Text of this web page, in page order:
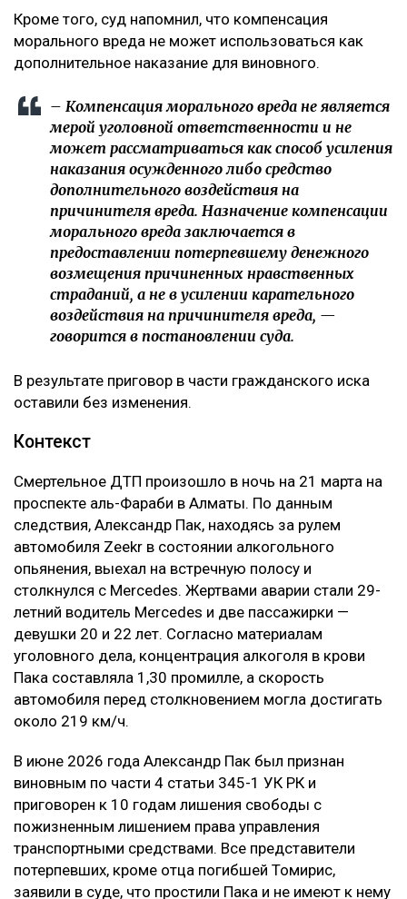
Кроме того, суд напомнил, что компенсация
морального вреда не может использоваться как
дополнительное наказание для виновного.
– Компенсация морального вреда не является
мерой уголовной ответственности и не
может рассматриваться как способ усиления
наказания осужденного либо средство
дополнительного воздействия на
причинителя вреда. Назначение компенсации
морального вреда заключается в
предоставлении потерпевшему денежного
возмещения причиненных нравственных
страданий, а не в усилении карательного
воздействия на причинителя вреда, —
говорится в постановлении суда.
В результате приговор в части гражданского иска
оставили без изменения.
Контекст
Смертельное ДТП произошло в ночь на 21 марта на
проспекте аль-Фараби в Алматы. По данным
следствия, Александр Пак, находясь за рулем
автомобиля Zeekr в состоянии алкогольного
опьянения, выехал на встречную полосу и
столкнулся с Mercedes. Жертвами аварии стали 29-
летний водитель Mercedes и две пассажирки —
девушки 20 и 22 лет. Согласно материалам
уголовного дела, концентрация алкоголя в крови
Пака составляла 1,30 промилле, а скорость
автомобиля перед столкновением могла достигать
около 219 км/ч.
В июне 2026 года Александр Пак был признан
виновным по части 4 статьи 345-1 УК РК и
приговорен к 10 годам лишения свободы с
пожизненным лишением права управления
транспортными средствами. Все представители
потерпевших, кроме отца погибшей Томирис,
заявили в суде, что простили Пака и не имеют к нему